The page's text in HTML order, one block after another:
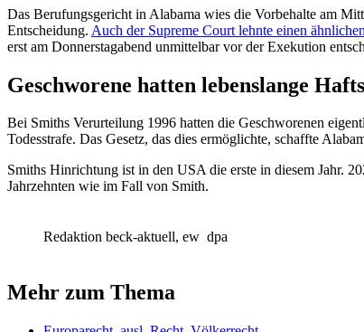
Das Berufungsgericht in Alabama wies die Vorbehalte am
Entscheidung. Auch der Supreme Court lehnte einen
erst am Donnerstagabend unmittelbar vor der Exekution
Geschworene hatten lebenslange
Bei Smiths Verurteilung 1996 hatten die Geschworenen
Todesstrafe. Das Gesetz, das dies ermöglichte, schaffte
Smiths Hinrichtung ist in den USA die erste in diesem Jahr.
Jahrzehnten wie im Fall von Smith.
Redaktion beck-aktuell, ew dpa
Mehr zum Thema